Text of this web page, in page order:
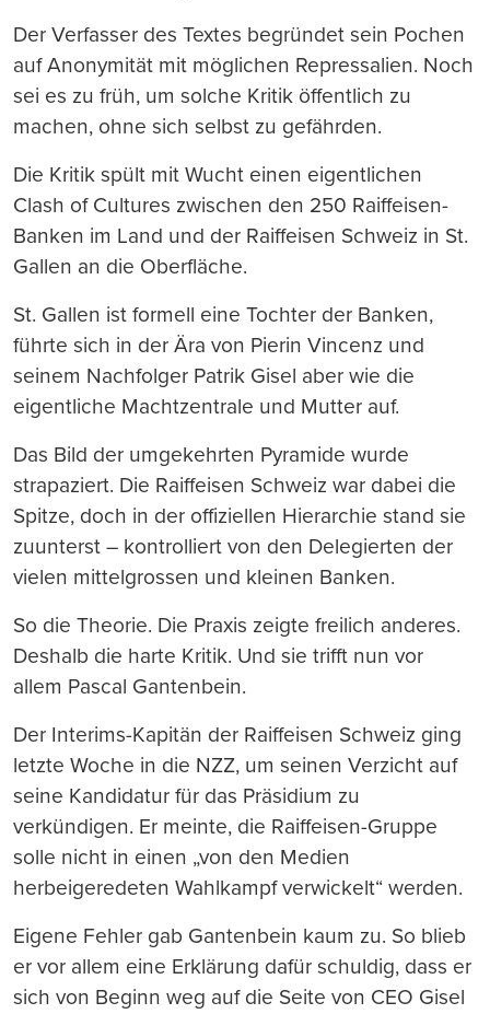
Der Verfasser des Textes begründet sein Pochen
auf Anonymität mit möglichen Repressalien. Noch
sei es zu früh, um solche Kritik öffentlich zu
machen, ohne sich selbst zu gefährden.
Die Kritik spült mit Wucht einen eigentlichen
Clash of Cultures zwischen den 250 Raiffeisen-
Banken im Land und der Raiffeisen Schweiz in St.
Gallen an die Oberfläche.
St. Gallen ist formell eine Tochter der Banken,
führte sich in der Ära von Pierin Vincenz und
seinem Nachfolger Patrik Gisel aber wie die
eigentliche Machtzentrale und Mutter auf.
Das Bild der umgekehrten Pyramide wurde
strapaziert. Die Raiffeisen Schweiz war dabei die
Spitze, doch in der offiziellen Hierarchie stand sie
zuunterst – kontrolliert von den Delegierten der
vielen mittelgrossen und kleinen Banken.
So die Theorie. Die Praxis zeigte freilich anderes.
Deshalb die harte Kritik. Und sie trifft nun vor
allem Pascal Gantenbein.
Der Interims-Kapitän der Raiffeisen Schweiz ging
letzte Woche in die NZZ, um seinen Verzicht auf
seine Kandidatur für das Präsidium zu
verkündigen. Er meinte, die Raiffeisen-Gruppe
solle nicht in einen „von den Medien
herbeigeredeten Wahlkampf verwickelt“ werden.
Eigene Fehler gab Gantenbein kaum zu. So blieb
er vor allem eine Erklärung dafür schuldig, dass er
sich von Beginn weg auf die Seite von CEO Gisel